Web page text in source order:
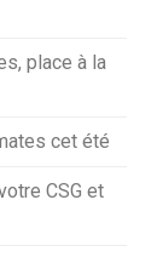
place à la
cet été
CSG et